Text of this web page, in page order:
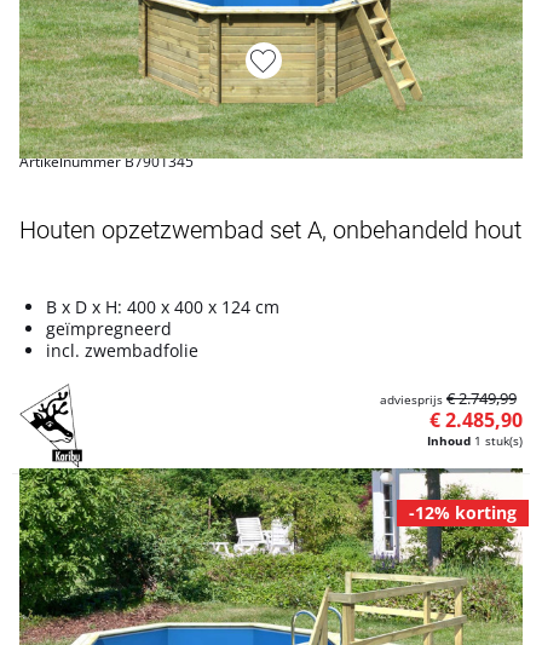
Artikelnummer B7901345
Houten opzetzwembad set A, onbehandeld hout
B x D x H: 400 x 400 x 124 cm
geïmpregneerd
incl. zwembadfolie
Inhoud 1 stuk(s)
€ 2.485,90
adviesprijs € 2.749,99
-12% korting